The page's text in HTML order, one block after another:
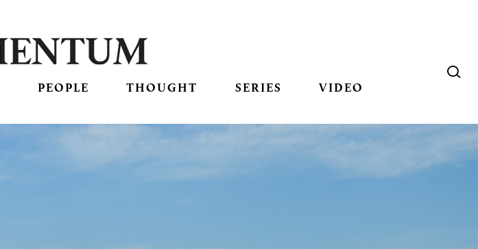
PEOPLE THOUGHT SERIES VIDEO